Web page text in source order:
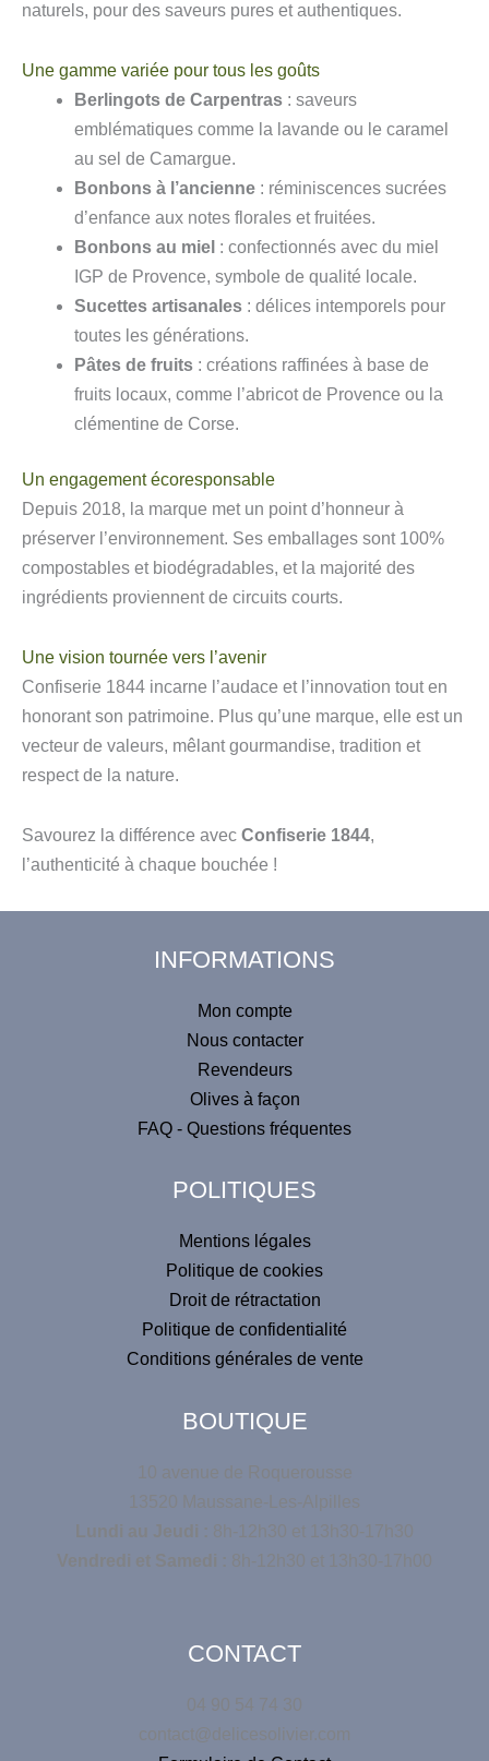
naturels, pour des saveurs pures et authentiques.
Une gamme variée pour tous les goûts
Berlingots de Carpentras : saveurs
emblématiques comme la lavande ou le caramel
au sel de Camargue.
Bonbons à l’ancienne : réminiscences sucrées
d’enfance aux notes florales et fruitées.
Bonbons au miel : confectionnés avec du miel
IGP de Provence, symbole de qualité locale.
Sucettes artisanales : délices intemporels pour
toutes les générations.
Pâtes de fruits : créations raffinées à base de
fruits locaux, comme l’abricot de Provence ou la
clémentine de Corse.
Un engagement écoresponsable
Depuis 2018, la marque met un point d’honneur à
préserver l’environnement. Ses emballages sont 100%
compostables et biodégradables, et la majorité des
ingrédients proviennent de circuits courts.
Une vision tournée vers l’avenir
Confiserie 1844 incarne l’audace et l’innovation tout en
honorant son patrimoine. Plus qu’une marque, elle est un
vecteur de valeurs, mêlant gourmandise, tradition et
respect de la nature.
Savourez la différence avec Confiserie 1844,
l’authenticité à chaque bouchée !
INFORMATIONS
Mon compte
Nous contacter
Revendeurs
Olives à façon
FAQ - Questions fréquentes
POLITIQUES
Mentions légales
Politique de cookies
Droit de rétractation
Politique de confidentialité
Conditions générales de vente
BOUTIQUE
10 avenue de Roquerousse
13520 Maussane-Les-Alpilles
Lundi au Jeudi : 8h-12h30 et 13h30-17h30
Vendredi et Samedi : 8h-12h30 et 13h30-17h00
CONTACT
04 90 54 74 30
contact@delicesolivier.com